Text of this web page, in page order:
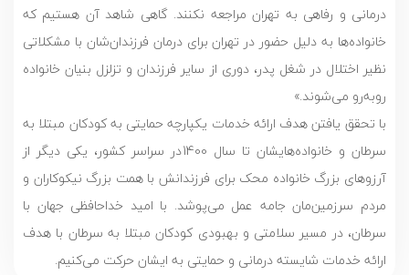
درمانی و رفاهی به تهران مراجعه نکنند. گاهی شاهد آن هستیم که
خانواده‌ها به دلیل حضور در تهران برای درمان فرزندان‌شان با مشکلاتی
نظیر اختلال در شغل پدر، دوری از سایر فرزندان و تزلزل بنیان خانواده
روبه‌رو می‌شوند.»
با تحقق یافتن هدف ارائه خدمات یکپارچه حمایتی به کودکان مبتلا به
سرطان و خانواده‌هایشان تا سال 1400در سراسر کشور، یکی دیگر از
آرزوهای بزرگ خانواده محک برای فرزندانش با همت بزرگ نیکوکاران و
مردم سرزمین‌مان جامه عمل می‌پوشد. با امید خداحافظی جهان با
سرطان، در مسیر سلامتی و بهبودی کودکان مبتلا به سرطان با هدف
ارائه خدمات شایسته درمانی و حمایتی به ایشان حرکت می‌کنیم.